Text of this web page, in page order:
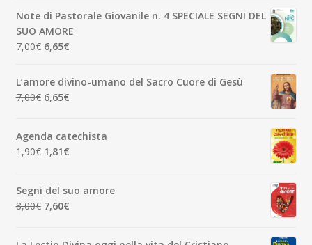
era:
5,00€.
è:
4,75€.
Note di Pastorale Giovanile n. 4 SPECIALE SEGNI DEL
SUO AMORE
7,00€ Il
originale
era:
7,00€.
6,65€Il
attuale
è:
L’amore divino-umano del Sacro Cuore di Gesù
7,00€ Il
era:
7,00€.
6,65€Il
è:
6,65€.
Agenda catechista
1,90€ Il
era:
1,90€.
1,81€Il
è:
1,81€.
Segni del suo amore
8,00€ Il
7,60€Il